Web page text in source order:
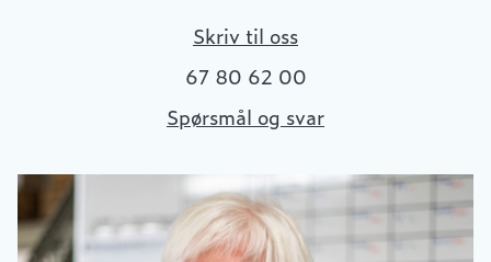
Skriv til oss
67 80 62 00
Spørsmål og svar